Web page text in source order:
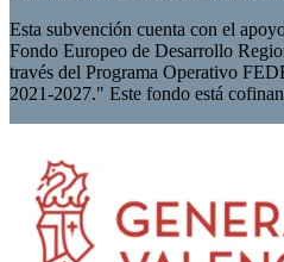
Esta subvención cuenta con el
Fondo Europeo de Desarrollo
través del Programa Operativo
2021-2027." Este fondo está